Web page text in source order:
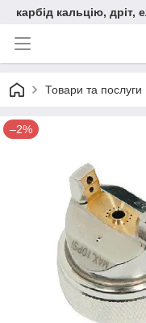
карбід кальцію, дріт,
Товари та послуги
–2%